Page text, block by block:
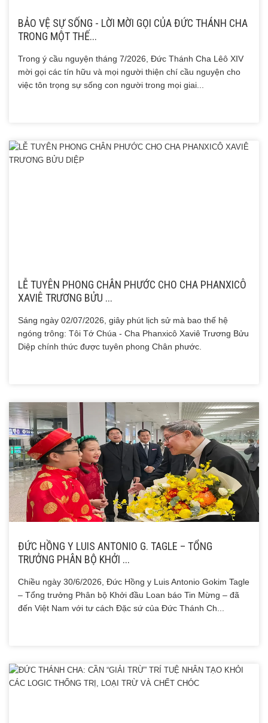
BẢO VỆ SỰ SỐNG - LỜI MỜI GỌI CỦA ĐỨC THÁNH CHA
TRONG MỘT THẾ...
Trong ý cầu nguyện tháng 7/2026, Đức Thánh Cha Lêô XIV
mời gọi các tín hữu và mọi người thiện chí cầu nguyện cho
việc tôn trọng sự sống con người trong mọi giai...
LỄ TUYÊN PHONG CHÂN PHƯỚC CHO CHA PHANXICÔ
XAVIÊ TRƯƠNG BỬU ...
Sáng ngày 02/07/2026, giây phút lịch sử mà bao thế hệ
ngóng trông: Tôi Tớ Chúa - Cha Phanxicô Xaviê Trương Bửu
Diệp chính thức được tuyên phong Chân phước.
ĐỨC HỒNG Y LUIS ANTONIO G. TAGLE – TỔNG
TRƯỞNG PHÂN BỘ KHỞI ...
Chiều ngày 30/6/2026, Đức Hồng y Luis Antonio Gokim Tagle
– Tổng trưởng Phân bộ Khởi đầu Loan báo Tin Mừng – đã
đến Việt Nam với tư cách Đặc sứ của Đức Thánh Ch...